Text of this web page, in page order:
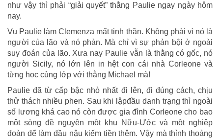
như vậy thì phải “giải quyết” thằng Paulie ngay ngày hôm
nay.
Vụ Paulie làm Clemenza mất tinh thần. Không phải vì nó là
người của lão và nó phản. Mà chỉ vì sự phản bội ở ngoài
suy đoán của lão. Xưa nay Paulie vẫn là thằng có gốc, nó
người Sicily, nó lớn lên in hệt con cái nhà Corleone và
từng học cùng lớp với thằng Michael mà!
Paulie đã từ cấp bậc nhỏ nhất đi lên, đi đúng cách, chịu
thử thách nhiều phen. Sau khi lậpđầu danh trạng thì ngoài
số lương khá cao nó còn được gia đình Corleone cho bao
một sòng đề nguyên một khu Nữu-Ước và một nghiệp
đoàn để làm đầu nậu kiếm tiền thêm. Vậy mà thỉnh thoảng